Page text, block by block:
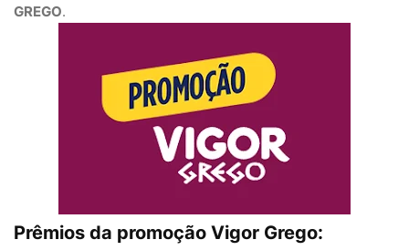
GREGO.
Prêmios da promoção Vigor Grego: